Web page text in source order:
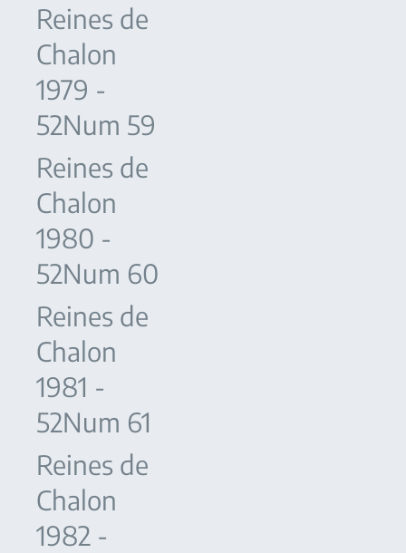
Reines de
Chalon
1979 -
52Num 59
Reines de
Chalon
1980 -
52Num 60
Reines de
Chalon
1981 -
52Num 61
Reines de
Chalon
1982 -